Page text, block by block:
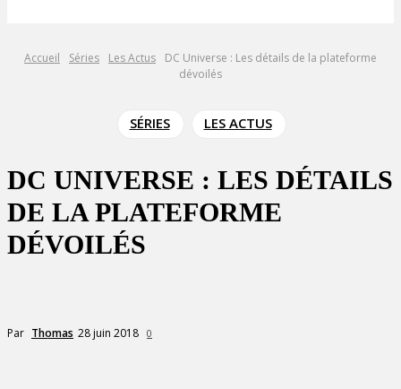
Accueil Séries Les Actus
DC Universe : Les détails de la plateforme
dévoilés
SÉRIES LES ACTUS
DC UNIVERSE : LES DÉTAILS
DE LA PLATEFORME
DÉVOILÉS
Par Thomas 28 juin 2018 0